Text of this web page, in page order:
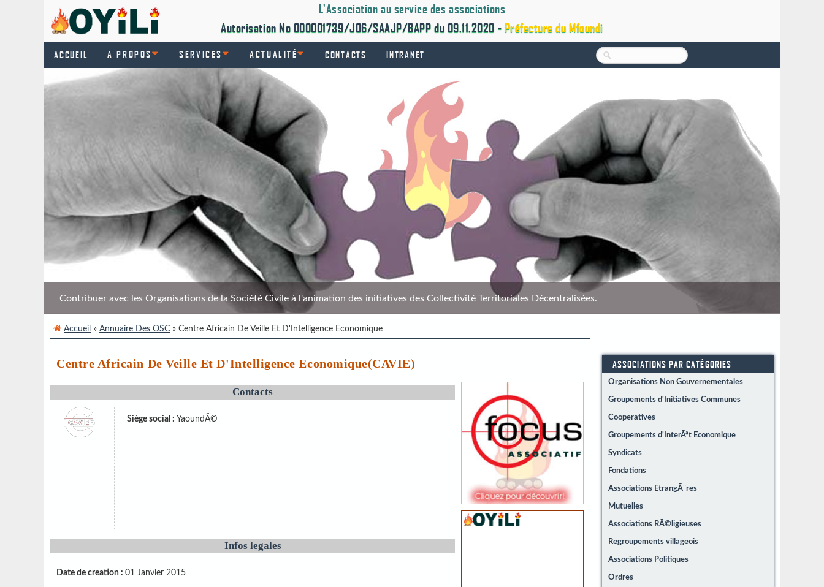
L'Association au service des associations
Autorisation No 000001739/J06/SAAJP/BAPP du 09.11.2020 - Préfecture du Mfoundi
ACCUEIL A PROPOS SERVICES ACTUALITÉ CONTACTS INTRANET
Contribuer avec les Organisations de la Société Civile à l'animation des initiatives des Collectivité Territoriales Décentralisées.
Accueil » Annuaire Des OSC » Centre Africain De Veille Et D'Intelligence Economique
Centre Africain De Veille Et D'Intelligence Economique(CAVIE)
Contacts
Siège social : YaoundÃ©
Infos legales
Date de creation : 01 Janvier 2015
ASSOCIATIONS PAR CATÉGORIES
Organisations Non Gouvernementales
Groupements d'Initiatives Communes
Cooperatives
Groupements d'InterÃªt Economique
Syndicats
Fondations
Associations EtrangÃ¨res
Mutuelles
Associations RÃ©ligieuses
Regroupements villageois
Associations Politiques
Ordres